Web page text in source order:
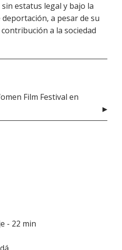
estatus legal y bajo la
a pesar de su
a la sociedad
Film Festival en
- 22 min